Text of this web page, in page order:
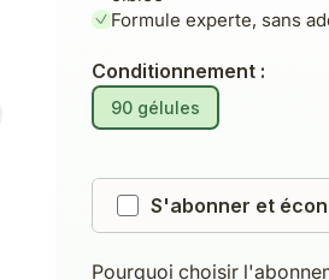
Formule experte, sans
Conditionnement :
90 gélules
S'abonner et
Pourquoi choisir